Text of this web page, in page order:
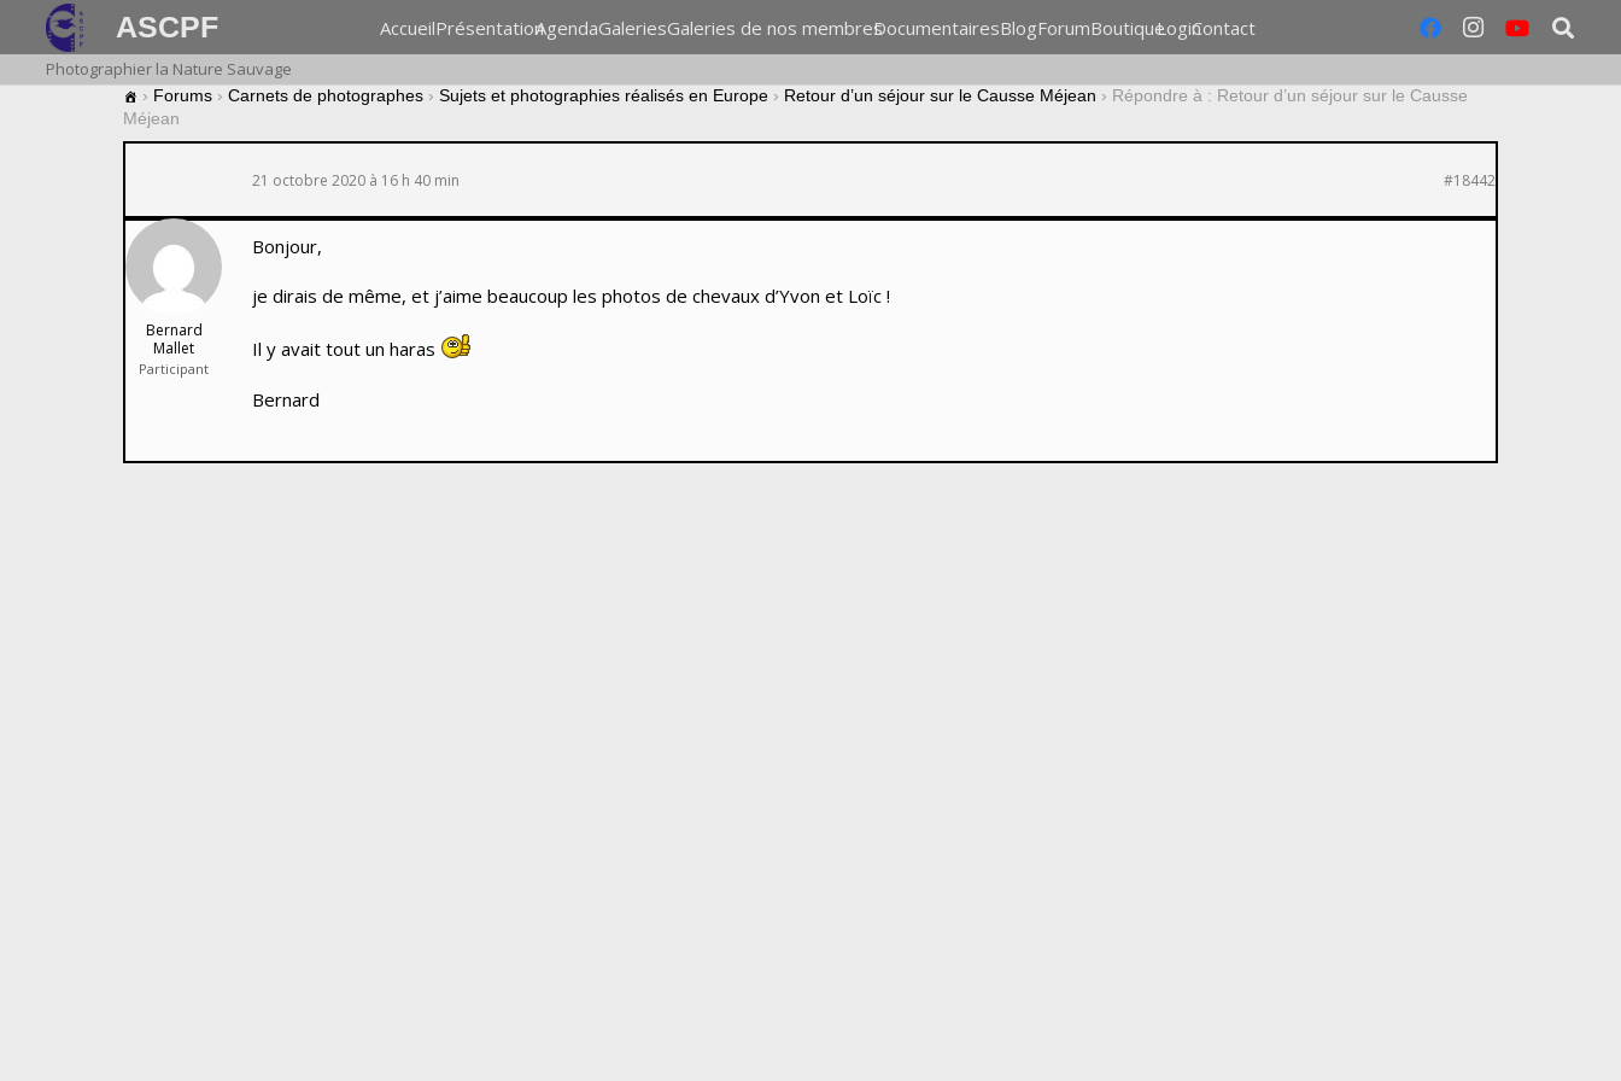
ASCPF AccueilPrésentationAgendaGaleriesGaleries de nos membresDocumentairesBlogForumBoutiqueLoginContact
Photographier la Nature Sauvage
› Forums › Carnets de photographes › Sujets et photographies réalisés en Europe › Retour d’un séjour sur le Causse Méjean › Répondre à : Retour d’un séjour sur le Causse
Méjean
21 octobre 2020 à 16 h 40 min #18442
Bernard
Mallet
Participant
Bonjour,
je dirais de même, et j’aime beaucoup les photos de chevaux d’Yvon et Loïc !
Il y avait tout un haras
Bernard